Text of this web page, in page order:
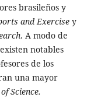
brasileños y
and Exercise y
. A modo de
notables
de los
una mayor
Science.